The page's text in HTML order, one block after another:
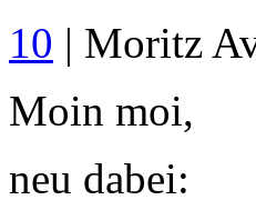
10 | Moritz
Moin moi,
neu dabei: